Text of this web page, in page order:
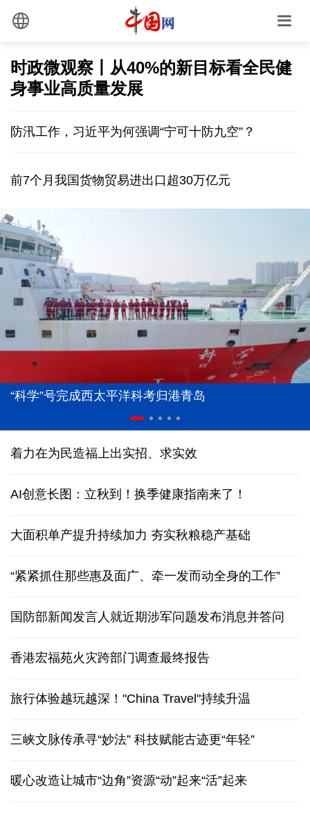
时政微观察丨从40%的新目标看全民健
身事业高质量发展
防汛工作，习近平为何强调“宁可十防九空”？
前7个月我国货物贸易进出口超30万亿元
“科学”号完成西太平洋科考归港青岛
着力在为民造福上出实招、求实效
AI创意长图：立秋到！换季健康指南来了！
大面积单产提升持续加力 夯实秋粮稳产基础
“紧紧抓住那些惠及面广、牵一发而动全身的工作”
国防部新闻发言人就近期涉军问题发布消息并答问
香港宏福苑火灾跨部门调查最终报告
旅行体验越玩越深！"China Travel"持续升温
三峡文脉传承寻“妙法” 科技赋能古迹更“年轻”
暖心改造让城市“边角”资源“动”起来“活”起来